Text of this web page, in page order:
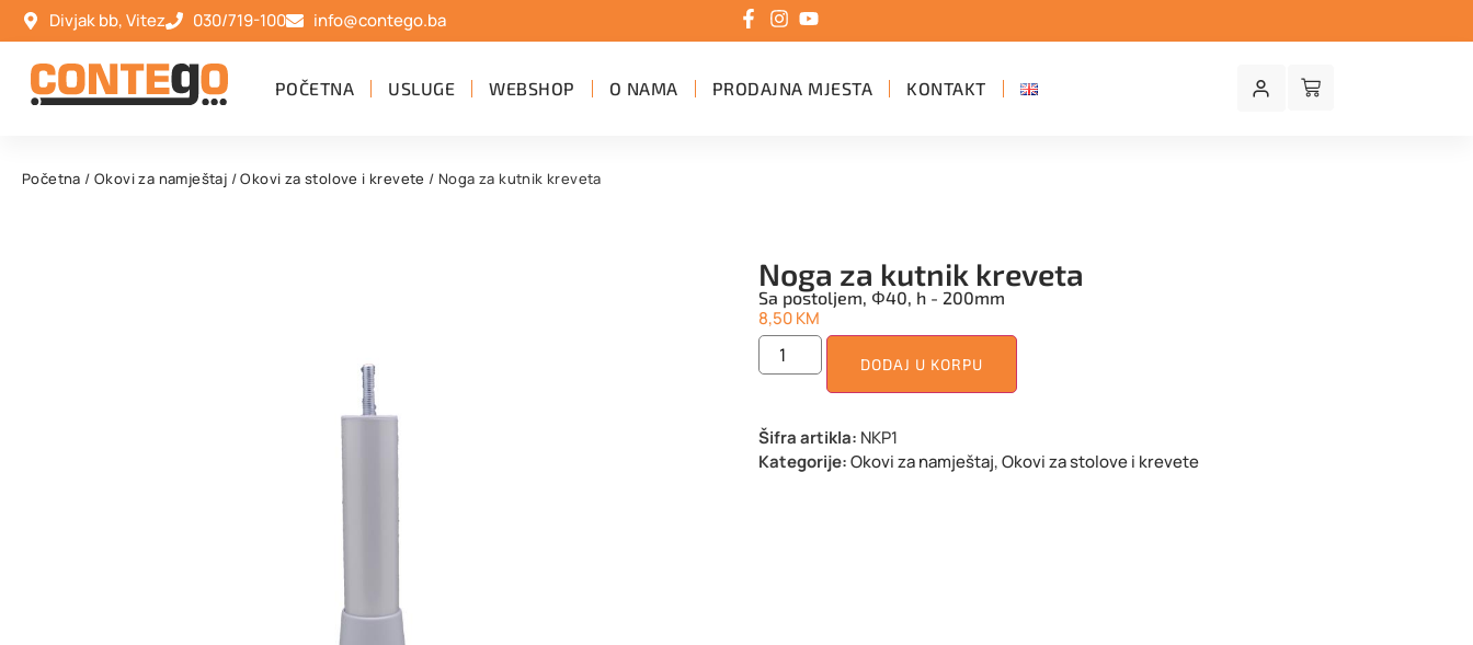
Divjak bb, Vitez 030/719-100 info@contego.ba
POČETNA USLUGE WEBSHOP O NAMA PRODAJNA MJESTA KONTAKT
Početna /Okovi za namještaj /Okovi za stolove i krevete / Noga za kutnik kreveta
Noga za kutnik kreveta
Sa postoljem, Φ40, h - 200mm
8,50KM
DODAJ U KORPU
Šifra artikla: NKP1
Kategorije:Okovi za namještaj,Okovi za stolove i krevete